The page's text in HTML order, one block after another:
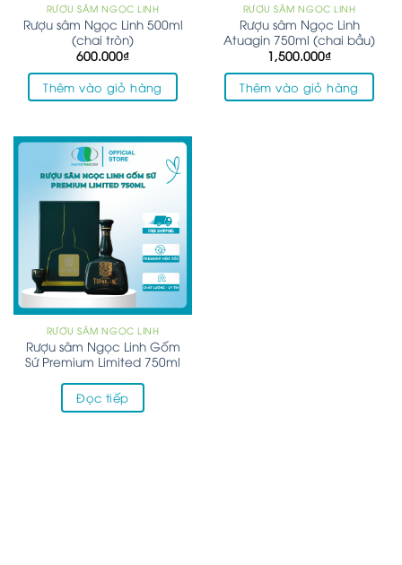
RƯỢU SÂM NGỌC LINH
Rượu sâm Ngọc Linh 500ml
(chai tròn)
600.000₫
Thêm vào giỏ hàng
RƯỢU SÂM NGỌC LINH
Rượu sâm Ngọc Linh
Atuagin 750ml (chai bầu)
1,500.000₫
Thêm vào giỏ hàng
RƯỢU SÂM NGỌC LINH
Rượu sâm Ngọc Linh Gốm
Sứ Premium Limited 750ml
Đọc tiếp